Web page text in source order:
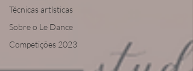
Técnicas artísticas
Sobre o Le Dance
Competições 2023